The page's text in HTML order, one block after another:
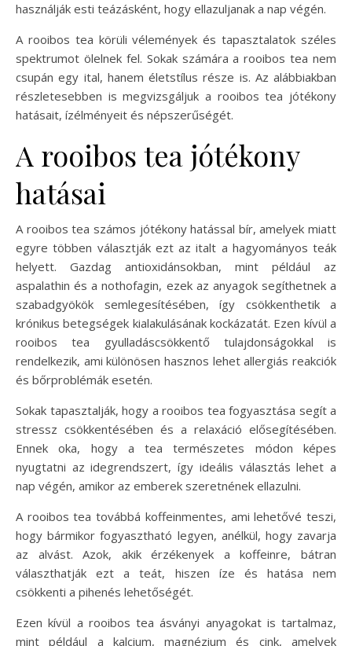
használják esti teázásként, hogy ellazuljanak a nap végén.
A rooibos tea körüli vélemények és tapasztalatok széles
spektrumot ölelnek fel. Sokak számára a rooibos tea nem
csupán egy ital, hanem életstílus része is. Az alábbiakban
részletesebben is megvizsgáljuk a rooibos tea jótékony
hatásait, ízélményeit és népszerűségét.
A rooibos tea jótékony
hatásai
A rooibos tea számos jótékony hatással bír, amelyek miatt
egyre többen választják ezt az italt a hagyományos teák
helyett. Gazdag antioxidánsokban, mint például az
aspalathin és a nothofagin, ezek az anyagok segíthetnek a
szabadgyökök semlegesítésében, így csökkenthetik a
krónikus betegségek kialakulásának kockázatát. Ezen kívül a
rooibos tea gyulladáscsökkentő tulajdonságokkal is
rendelkezik, ami különösen hasznos lehet allergiás reakciók
és bőrproblémák esetén.
Sokak tapasztalják, hogy a rooibos tea fogyasztása segít a
stressz csökkentésében és a relaxáció elősegítésében.
Ennek oka, hogy a tea természetes módon képes
nyugtatni az idegrendszert, így ideális választás lehet a
nap végén, amikor az emberek szeretnének ellazulni.
A rooibos tea továbbá koffeinmentes, ami lehetővé teszi,
hogy bármikor fogyasztható legyen, anélkül, hogy zavarja
az alvást. Azok, akik érzékenyek a koffeinre, bátran
választhatják ezt a teát, hiszen íze és hatása nem
csökkenti a pihenés lehetőségét.
Ezen kívül a rooibos tea ásványi anyagokat is tartalmaz,
mint például a kalcium, magnézium és cink, amelyek